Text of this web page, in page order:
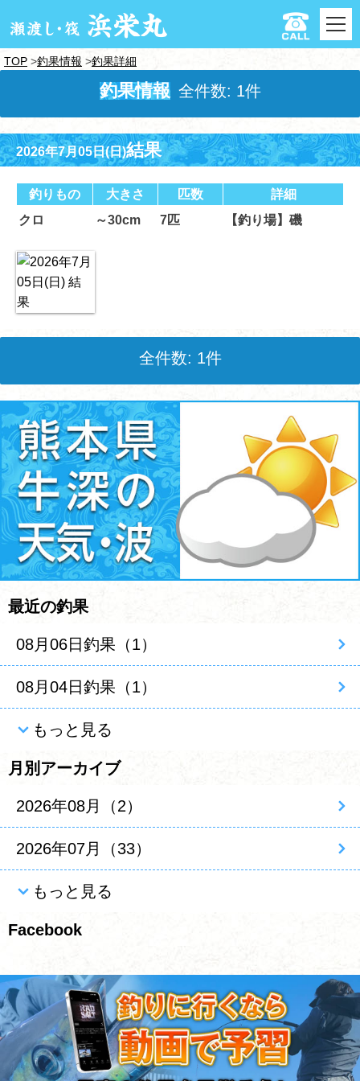
TOP 釣果情報 釣果詳細
釣果情報 全件数: 1件
2026年7月05日(日)結果
釣りもの 大きさ 匹数
詳細
クロ
～30cm 7匹 【釣り場】磯
全件数: 1件
最近の釣果
08月06日釣果（1）
08月04日釣果（1）
もっと見る
月別アーカイブ
2026年08月（2）
2026年07月（33）
もっと見る
Facebook